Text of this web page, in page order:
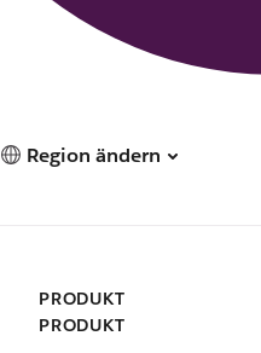
Region ändern
PRODUKT
PRODUKT